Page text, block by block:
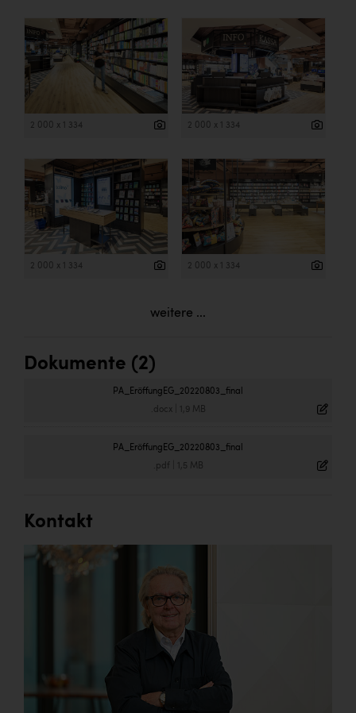
2 000 x 1 334 2 000 x 1 334
2 000 x 1 334 2 000 x 1 334
weitere ...
Dokumente (2)
PA_EröffungEG_20220803_final
.docx| 1,9 MB
PA_EröffungEG_20220803_final
.pdf 1,5 MB
Kontakt